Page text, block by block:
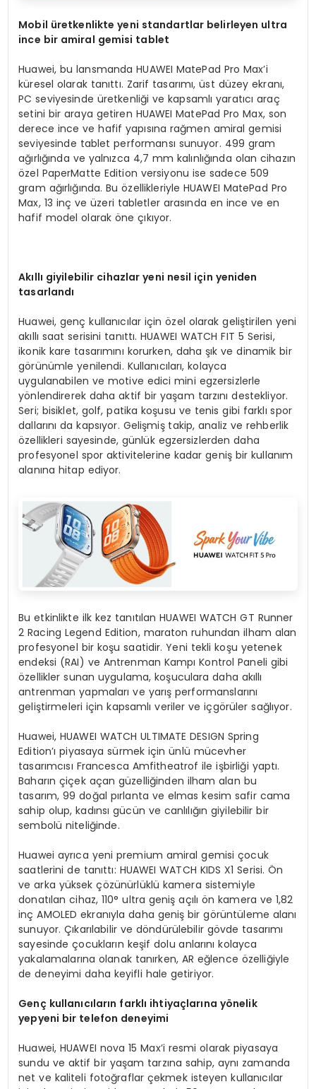
Mobil üretkenlikte yeni standartlar belirleyen ultra
ince bir amiral gemisi tablet
Huawei, bu lansmanda HUAWEI MatePad Pro Max’i
küresel olarak tanıttı. Zarif tasarımı, üst düzey ekranı,
PC seviyesinde üretkenliği ve kapsamlı yaratıcı araç
setini bir araya getiren HUAWEI MatePad Pro Max, son
derece ince ve hafif yapısına rağmen amiral gemisi
seviyesinde tablet performansı sunuyor. 499 gram
ağırlığında ve yalnızca 4,7 mm kalınlığında olan cihazın
özel PaperMatte Edition versiyonu ise sadece 509
gram ağırlığında. Bu özellikleriyle HUAWEI MatePad Pro
Max, 13 inç ve üzeri tabletler arasında en ince ve en
hafif model olarak öne çıkıyor.
Akıllı giyilebilir cihazlar yeni nesil için yeniden
tasarlandı
Huawei, genç kullanıcılar için özel olarak geliştirilen yeni
akıllı saat serisini tanıttı. HUAWEI WATCH FIT 5 Serisi,
ikonik kare tasarımını korurken, daha şık ve dinamik bir
görünümle yenilendi. Kullanıcıları, kolayca
uygulanabilen ve motive edici mini egzersizlerle
yönlendirerek daha aktif bir yaşam tarzını destekliyor.
Seri; bisiklet, golf, patika koşusu ve tenis gibi farklı spor
dallarını da kapsıyor. Gelişmiş takip, analiz ve rehberlik
özellikleri sayesinde, günlük egzersizlerden daha
profesyonel spor aktivitelerine kadar geniş bir kullanım
alanına hitap ediyor.
Bu etkinlikte ilk kez tanıtılan HUAWEI WATCH GT Runner
2 Racing Legend Edition, maraton ruhundan ilham alan
profesyonel bir koşu saatidir. Yeni tekli koşu yetenek
endeksi (RAI) ve Antrenman Kampı Kontrol Paneli gibi
özellikler sunan uygulama, koşuculara daha akıllı
antrenman yapmaları ve yarış performanslarını
geliştirmeleri için kapsamlı veriler ve içgörüler sağlıyor.
Huawei, HUAWEI WATCH ULTIMATE DESIGN Spring
Edition’ı piyasaya sürmek için ünlü mücevher
tasarımcısı Francesca Amfitheatrof ile işbirliği yaptı.
Baharın çiçek açan güzelliğinden ilham alan bu
tasarım, 99 doğal pırlanta ve elmas kesim safir cama
sahip olup, kadınsı gücün ve canlılığın giyilebilir bir
sembolü niteliğinde.
Huawei ayrıca yeni premium amiral gemisi çocuk
saatlerini de tanıttı: HUAWEI WATCH KIDS X1 Serisi. Ön
ve arka yüksek çözünürlüklü kamera sistemiyle
donatılan cihaz, 110° ultra geniş açılı ön kamera ve 1,82
inç AMOLED ekranıyla daha geniş bir görüntüleme alanı
sunuyor. Çıkarılabilir ve döndürülebilir gövde tasarımı
sayesinde çocukların keşif dolu anlarını kolayca
yakalamalarına olanak tanırken, AR eğlence özelliğiyle
de deneyimi daha keyifli hale getiriyor.
Genç kullanıcıların farklı ihtiyaçlarına yönelik
yepyeni bir telefon deneyimi
Huawei, HUAWEI nova 15 Max’i resmi olarak piyasaya
sundu ve aktif bir yaşam tarzına sahip, aynı zamanda
net ve kaliteli fotoğraflar çekmek isteyen kullanıcılar